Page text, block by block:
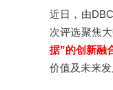
近日，由
次评选聚焦
据”的创新融
价值及未来发